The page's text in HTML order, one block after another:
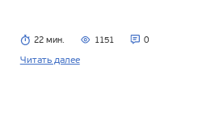
22 мин. 1151 0
Читать далее